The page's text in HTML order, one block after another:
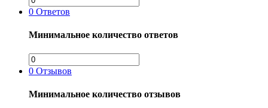
0 Ответов
Минимальное количество ответов
0 Отзывов
Минимальное количество отзывов